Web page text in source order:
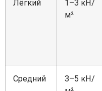
Лёгкий
1–3 кН/
м²
Средний
3–5 кН/